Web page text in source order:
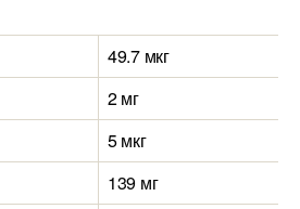
49.7 мкг
2 мг
5 мкг
139 мг